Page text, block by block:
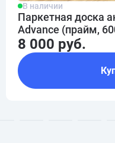
В наличии
Паркетная доска
Advance (прайм,
8 000 руб.